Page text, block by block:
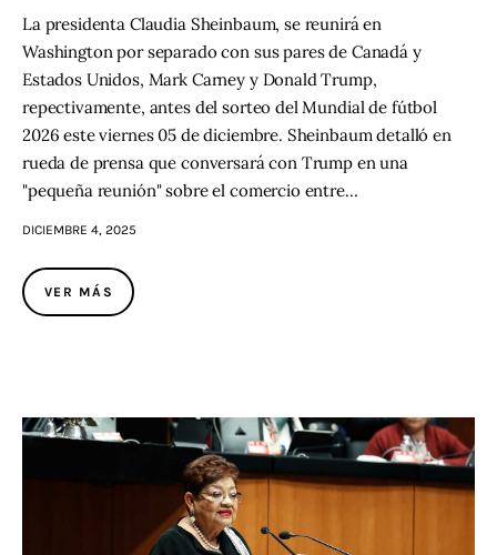
La presidenta Claudia Sheinbaum, se reunirá en
Washington por separado con sus pares de Canadá y
Estados Unidos, Mark Carney y Donald Trump,
repectivamente, antes del sorteo del Mundial de fútbol
2026 este viernes 05 de diciembre. Sheinbaum detalló en
rueda de prensa que conversará con Trump en una
"pequeña reunión" sobre el comercio entre…
DICIEMBRE 4, 2025
VER MÁS